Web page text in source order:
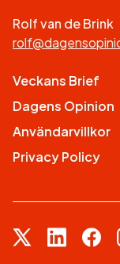
Rolf van de Brink
Veckans Brief
Dagens Opinion
Användarvillkor
Privacy Policy